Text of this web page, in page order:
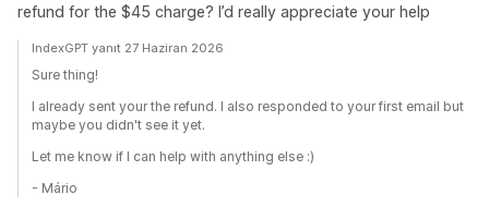
refund for the $45 charge? I’d really appreciate your help
IndexGPT yanıt 27 Haziran 2026
Sure thing!
I already sent your the refund. I also responded to your first email but
maybe you didn't see it yet.
Let me know if I can help with anything else :)
- Mário